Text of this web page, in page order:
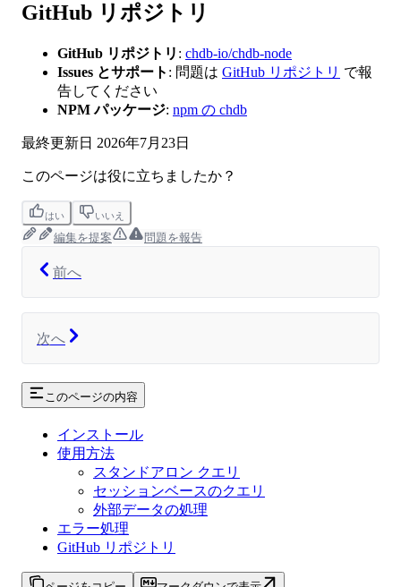
GitHub リポジトリ
GitHub リポジトリ : chdb-io/chdb-node
Issues とサポート : 問題は GitHub リポジトリ で報
告してください
NPM パッケージ: npm の chdb
最終更新日 2026年7月23日
このページは役に立ちましたか？
はい いいえ
編集を提案 問題を報告
前へ
次へ
このページの内容
インストール
使用方法
スタンドアロン クエリ
セッションベースのクエリ
外部データの処理
エラー処理
GitHub リポジトリ